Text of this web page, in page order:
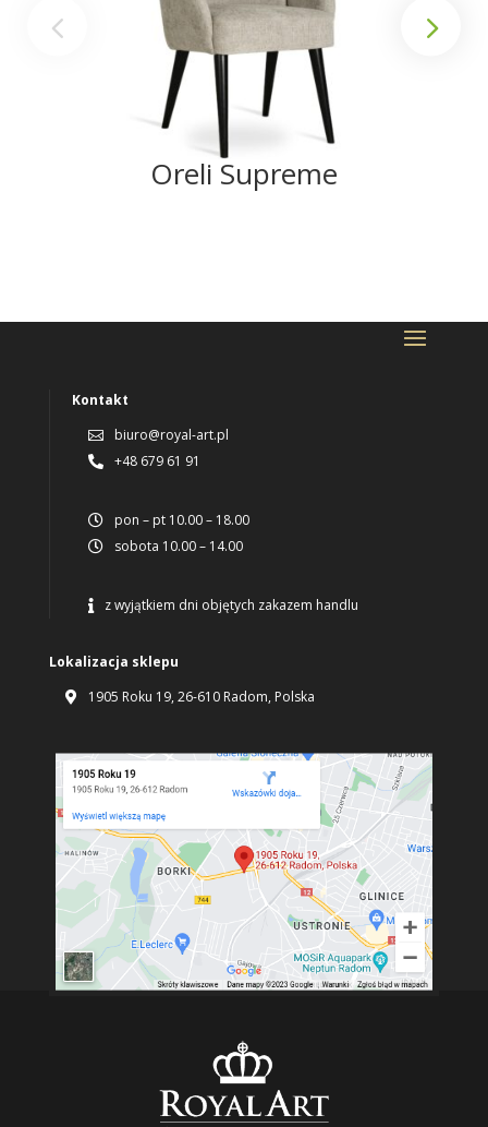
Oreli Supreme
Kontakt
 biuro@royal-art.pl
 +48 679 61 91
 pon – pt 10.00 – 18.00
 sobota 10.00 – 14.00
 z wyjątkiem dni objętych zakazem handlu
Lokalizacja sklepu
 1905 Roku 19, 26-610 Radom, Polska